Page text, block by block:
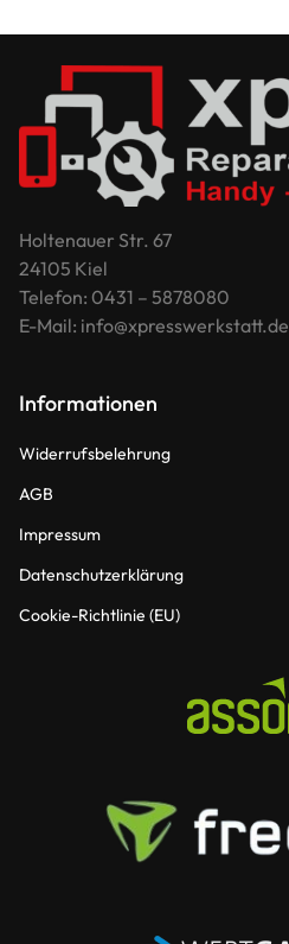
Holtenauer Str. 67
24105 Kiel
Telefon: 0431 – 5878080
E-Mail: info@xpresswerkstatt.de
Informationen
Widerrufsbelehrung
AGB
Impressum
Datenschutzerklärung
Cookie-Richtlinie (EU)